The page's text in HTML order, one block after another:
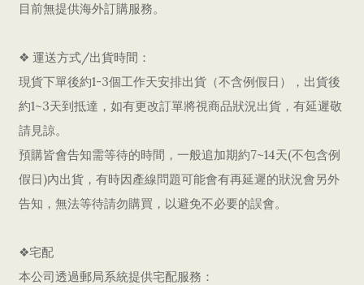
目前無提供海外訂購服務。
❖ 運送方式/出貨時間：
現貨下單後約1-3個工作天安排出貨（不含例假日），出貨後
約1~3天到抵達，如有更改訂單將視商品狀況出貨，有延遲敬
請見諒。
預購皆會告知需等待的時間，一般追加期約7~14天(不包含例
假日)內出貨，有時因產線問題可能會有再延遲的狀況會另外
告知，無法等待請勿購買，以避免不必要的誤會。
❖宅配
本公司透過郵局系統提供宅配服務：